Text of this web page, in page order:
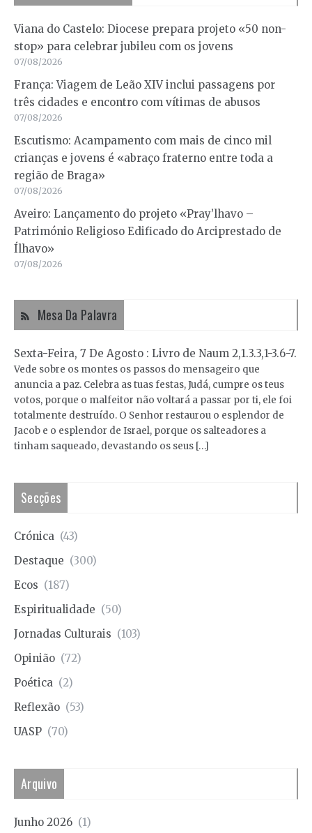
Viana do Castelo: Diocese prepara projeto «50 non-
stop» para celebrar jubileu com os jovens
07/08/2026
França: Viagem de Leão XIV inclui passagens por
três cidades e encontro com vítimas de abusos
07/08/2026
Escutismo: Acampamento com mais de cinco mil
crianças e jovens é «abraço fraterno entre toda a
região de Braga»
07/08/2026
Aveiro: Lançamento do projeto «Pray’lhavo –
Património Religioso Edificado do Arciprestado de
Ílhavo»
07/08/2026
Mesa Da Palavra
Sexta-Feira, 7 De Agosto : Livro de Naum 2,1.3.3,1-3.6-7.
Vede sobre os montes os passos do mensageiro que
anuncia a paz. Celebra as tuas festas, Judá, cumpre os teus
votos, porque o malfeitor não voltará a passar por ti, ele foi
totalmente destruído. O Senhor restaurou o esplendor de
Jacob e o esplendor de Israel, porque os salteadores a
tinham saqueado, devastando os seus […]
Secções
Crónica (43)
Destaque (300)
Ecos (187)
Espiritualidade (50)
Jornadas Culturais (103)
Opinião (72)
Poética (2)
Reflexão (53)
UASP (70)
Arquivo
Junho 2026 (1)